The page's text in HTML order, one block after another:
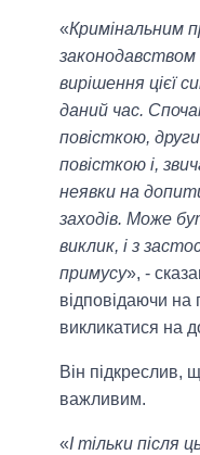
«Кримінальним
законодавством
вирішення цієї
даний час.
повісткою,
повісткою і,
неявки на
заходів. Може
виклик, і з
примусу», -
відповідаючи
викликатися на
Він підкреслив,
важливим.
«І тільки після